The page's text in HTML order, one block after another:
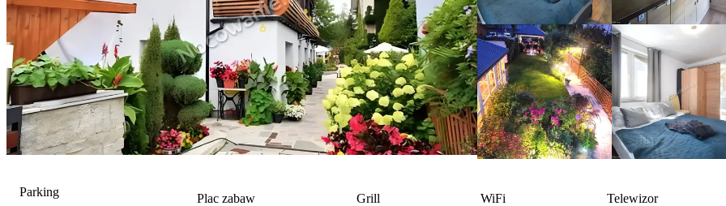
Parking
Plac zabaw Grill WiFi Telewizor